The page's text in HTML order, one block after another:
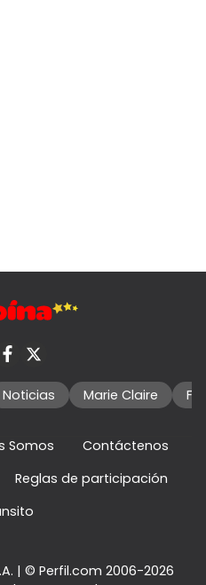
Noticias Marie Claire
Somos
Contáctenos
Reglas de participación
| © Perfil.com 2006-2026